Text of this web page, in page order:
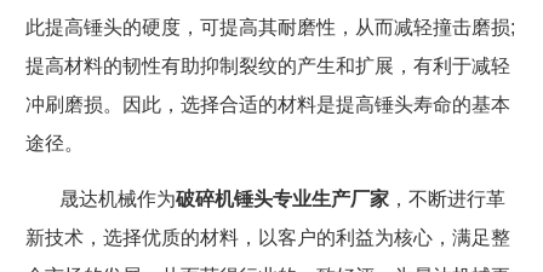
此提高锤头的硬度，可提高其耐磨性，从而减轻撞击磨损;
提高材料的韧性有助抑制裂纹的产生和扩展，有利于减轻
冲刷磨损。因此，选择合适的材料是提高锤头寿命的基本
途径。
晟达机械作为破碎机锤头专业生产厂家 ，不断进行革
新技术 ，选择优质的材料， 以客户的利益为核心，满足整